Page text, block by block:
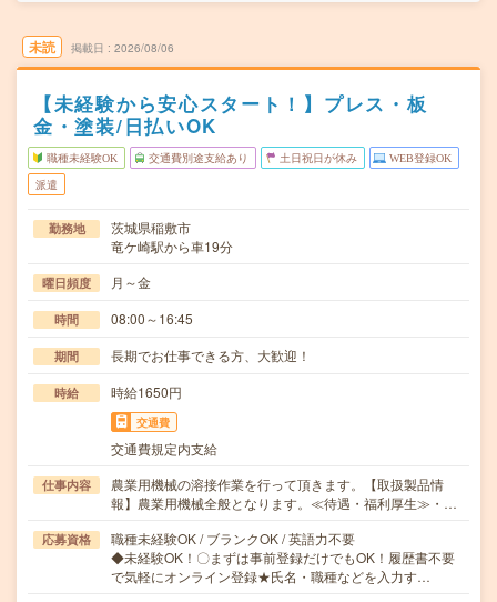
未読 掲載日 2026/08/06
【未経験から安心スタート！】プレス・板
金・塗装/日払いOK
職種未経験OK 交通費別途支給あり 土日祝日が休み WEB登録OK
派遣
勤務地
茨城県稲敷市
竜ケ崎駅から車19分
曜日頻度 月～金
時間 08:00～16:45
期間 長期でお仕事できる方、大歓迎！
時給 時給1650円
交通費
交通費規定内支給
仕事内容
農業用機械の溶接作業を行って頂きます。【取扱製品情
報】農業用機械全般となります。≪待遇・福利厚生≫・…
応募資格
職種未経験OK / ブランクOK / 英語力不要
◆未経験OK！〇まずは事前登録だけでもOK！履歴書不要
で気軽にオンライン登録★氏名・職種などを入力す…